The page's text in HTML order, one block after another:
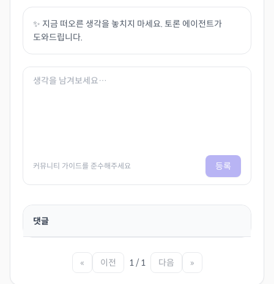
✨ 지금 떠오른 생각을 놓치지 마세요. 토론 에이전트가
도와드립니다.
커뮤니티 가이드를 준수해주세요 등록
댓글
« 이전 1 / 1 다음 »